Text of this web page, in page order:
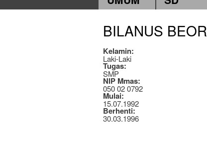
BILANUS BEOR
Kelamin:
Laki-Laki
Tugas:
SMP
NIP Mmas:
050 02 0792
Mulai:
15.07.1992
Berhenti:
30.03.1996